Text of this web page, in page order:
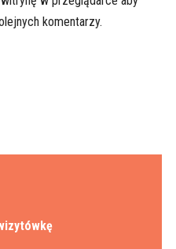
komentarzy.